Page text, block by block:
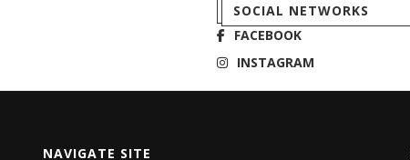
SOCIAL NETWORKS
FACEBOOK
INSTAGRAM
NAVIGATE SITE